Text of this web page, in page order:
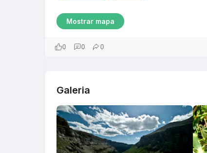
Mostrar mapa
0 0 0
Galeria